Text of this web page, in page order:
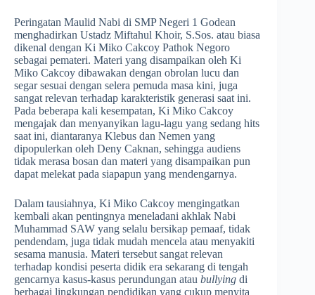
Peringatan Maulid Nabi di SMP Negeri 1 Godean
menghadirkan Ustadz Miftahul Khoir, S.Sos. atau biasa
dikenal dengan Ki Miko Cakcoy Pathok Negoro
sebagai pemateri. Materi yang disampaikan oleh Ki
Miko Cakcoy dibawakan dengan obrolan lucu dan
segar sesuai dengan selera pemuda masa kini, juga
sangat relevan terhadap karakteristik generasi saat ini.
Pada beberapa kali kesempatan, Ki Miko Cakcoy
mengajak dan menyanyikan lagu-lagu yang sedang hits
saat ini, diantaranya Klebus dan Nemen yang
dipopulerkan oleh Deny Caknan, sehingga audiens
tidak merasa bosan dan materi yang disampaikan pun
dapat melekat pada siapapun yang mendengarnya.
Dalam tausiahnya, Ki Miko Cakcoy mengingatkan
kembali akan pentingnya meneladani akhlak Nabi
Muhammad SAW yang selalu bersikap pemaaf, tidak
pendendam, juga tidak mudah mencela atau menyakiti
sesama manusia. Materi tersebut sangat relevan
terhadap kondisi peserta didik era sekarang di tengah
gencarnya kasus-kasus perundungan atau bullying di
berbagai lingkungan pendidikan yang cukup menyita